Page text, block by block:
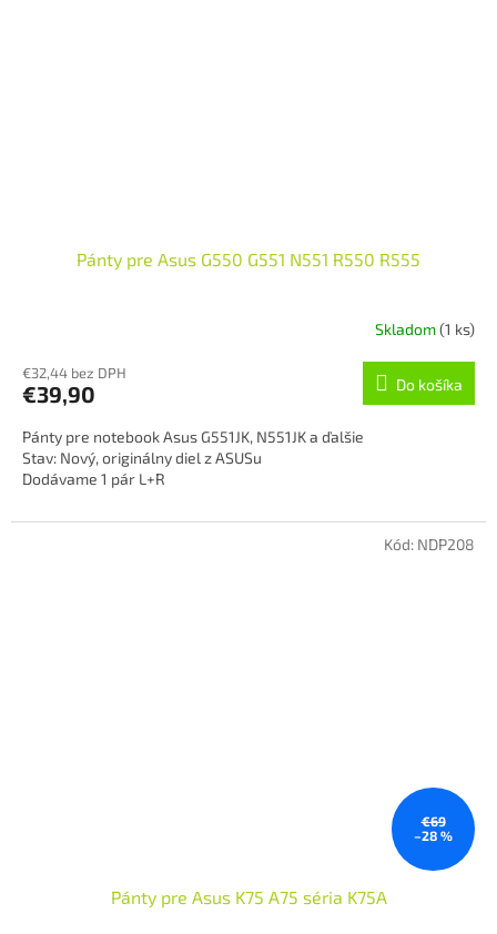
Pánty pre Asus G550 G551 N551 R550 R555
Skladom(1 ks)
€32,44 bez DPH
€39,90 Do košíka
Pánty pre notebook Asus G551JK, N551JK a ďalšie
Stav: Nový, originálny diel z ASUSu
Dodávame 1 pár L+R
€69
–28 %
Pánty pre Asus K75 A75 séria K75A
Kód: NDP208